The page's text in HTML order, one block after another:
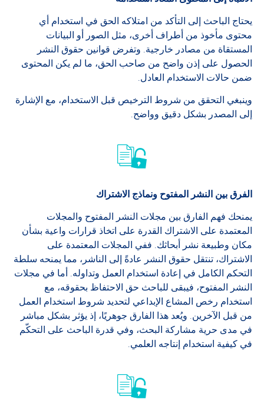
يحتاج الباحث إلى التأكد من امتلاكه الحق في استخدام أي
محتوى مأخوذ من أطراف أخرى، مثل الصور أو البيانات
المستقاة من مصادر خارجية. وتفرض قوانين حقوق النشر
الحصول على إذن واضح من صاحب الحق، ما لم يكن المحتوى
ضمن حالات الاستخدام العادل.
وينبغي التحقق من شروط الترخيص قبل الاستخدام، مع الإشارة
إلى المصدر بشكل دقيق وواضح.
الفرق بين النشر المفتوح ونماذج الاشتراك
يمنحك فهم الفارق بين مجلات النشر المفتوح والمجلات
المعتمدة على الاشتراك القدرة على اتخاذ قرارات واعية بشأن
مكان وطبيعة نشر أبحاثك. ففي المجلات المعتمدة على
الاشتراك، تنتقل حقوق النشر عادةً إلى الناشر، مما يمنحه سلطة
التحكم الكامل في إعادة استخدام العمل وتداوله. أما في مجلات
النشر المفتوح، فيبقى للباحث حق الاحتفاظ بحقوقه، مع
استخدام رخص المشاع الإبداعي لتحديد شروط استخدام العمل
من قبل الآخرين. ويُعد هذا الفارق جوهريًا، إذ يؤثر بشكل مباشر
في مدى حرية مشاركة البحث، وفي قدرة الباحث على التحكّم
في كيفية استخدام إنتاجه العلمي.